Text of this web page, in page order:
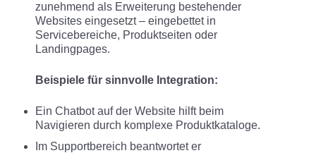
zunehmend als Erweiterung bestehender
Websites eingesetzt – eingebettet in
Servicebereiche, Produktseiten oder
Landingpages.
Beispiele für sinnvolle Integration:
Ein Chatbot auf der Website hilft beim
Navigieren durch komplexe Produktkataloge.
Im Supportbereich beantwortet er